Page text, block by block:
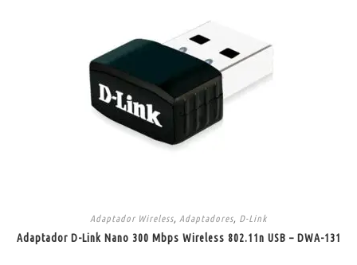
Adaptador Wireless, Adaptadores, D-Link
Adaptador D-Link Nano 300 Mbps Wireless 802.11n USB – DWA-131